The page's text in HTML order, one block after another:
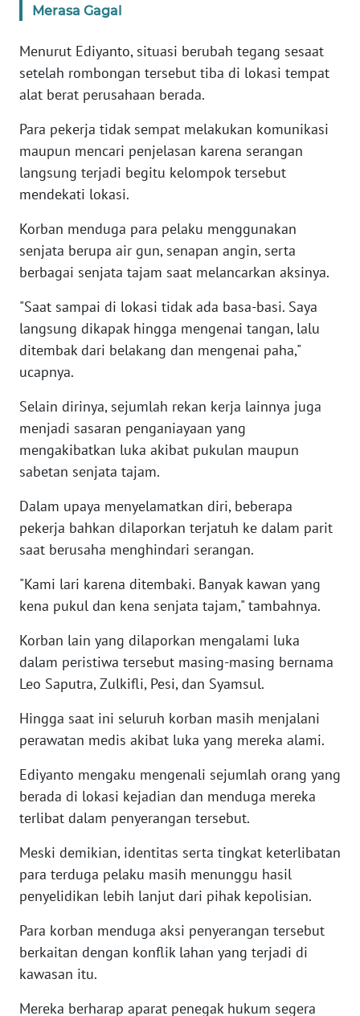
Merasa Gagal
Menurut Ediyanto, situasi berubah tegang sesaat
setelah rombongan tersebut tiba di lokasi tempat
alat berat perusahaan berada.
Para pekerja tidak sempat melakukan komunikasi
maupun mencari penjelasan karena serangan
langsung terjadi begitu kelompok tersebut
mendekati lokasi.
Korban menduga para pelaku menggunakan
senjata berupa air gun, senapan angin, serta
berbagai senjata tajam saat melancarkan aksinya.
"Saat sampai di lokasi tidak ada basa-basi. Saya
langsung dikapak hingga mengenai tangan, lalu
ditembak dari belakang dan mengenai paha,"
ucapnya.
Selain dirinya, sejumlah rekan kerja lainnya juga
menjadi sasaran penganiayaan yang
mengakibatkan luka akibat pukulan maupun
sabetan senjata tajam.
Dalam upaya menyelamatkan diri, beberapa
pekerja bahkan dilaporkan terjatuh ke dalam parit
saat berusaha menghindari serangan.
"Kami lari karena ditembaki. Banyak kawan yang
kena pukul dan kena senjata tajam," tambahnya.
Korban lain yang dilaporkan mengalami luka
dalam peristiwa tersebut masing-masing bernama
Leo Saputra, Zulkifli, Pesi, dan Syamsul.
Hingga saat ini seluruh korban masih menjalani
perawatan medis akibat luka yang mereka alami.
Ediyanto mengaku mengenali sejumlah orang yang
berada di lokasi kejadian dan menduga mereka
terlibat dalam penyerangan tersebut.
Meski demikian, identitas serta tingkat keterlibatan
para terduga pelaku masih menunggu hasil
penyelidikan lebih lanjut dari pihak kepolisian.
Para korban menduga aksi penyerangan tersebut
berkaitan dengan konflik lahan yang terjadi di
kawasan itu.
Mereka berharap aparat penegak hukum segera
WN
WN
WN
WN
PAPUA
BARAT
WN
RIAU
SERAMBI
WN
JAMBI
WN
SULTRA
WN
SULTENG
SULBAR
WN
BABEL
WN
WN
SUMSEL
WN
BENGKULU
LAMPUNG
WN